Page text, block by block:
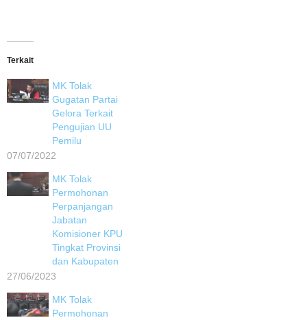
Terkait
MK Tolak
Gugatan Partai
Gelora Terkait
Pengujian UU
Pemilu
07/07/2022
MK Tolak
Permohonan
Perpanjangan
Jabatan
Komisioner KPU
Tingkat Provinsi
dan Kabupaten
27/06/2023
MK Tolak
Permohonan